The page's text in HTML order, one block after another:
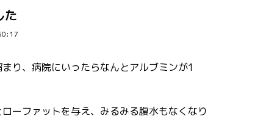
た
り、病院にいったらなんとアルブミンが1
ーファットを与え、みるみる腹水もなくなり